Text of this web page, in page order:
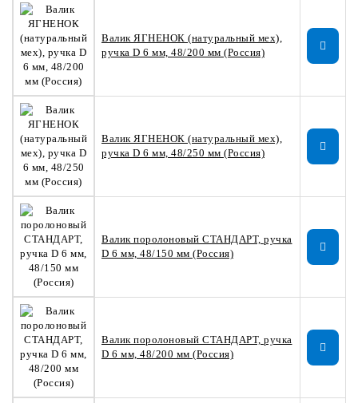
Валик ЯГНЕНОК (натуральный мех),
ручка D 6 мм, 48/200 мм (Россия)
Валик ЯГНЕНОК (натуральный мех),
ручка D 6 мм, 48/250 мм (Россия)
Валик поролоновый СТАНДАРТ, ручка
D 6 мм, 48/150 мм (Россия)
Валик поролоновый СТАНДАРТ, ручка
D 6 мм, 48/200 мм (Россия)